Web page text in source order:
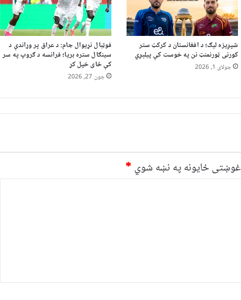
شپږیزه لیګ؛ د افغانستان د کرکټ ستر
کورنی ټورنمنټ نن په خوست کې پیلېږي
جولای 1, 2026
فوټبال نړیوال جام: د عراق پر وړاندې د
سینګال ستره بریا؛ فرانسه د ګروپ په سر
کې ځای خپل کړ
جون 27, 2026
غوښتى ځایونه په نښه شوي *